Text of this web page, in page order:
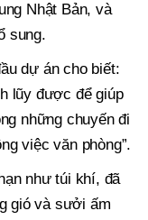
Nhật Bản, và
sung.
dự án cho biết:
lũy được để giúp
những chuyến đi
việc văn phòng”.
như túi khí, đã
gió và sưởi ấm